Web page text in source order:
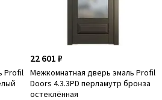
Profil
22 601 ₽
Межкомнатная дверь эмаль Profil
Doors 4.3.3PD перламутр бронза
остеклённая